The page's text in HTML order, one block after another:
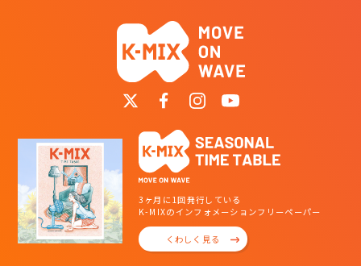
3ヶ月に1回発行している
K-MIXのインフォメーションフリーペーパー
くわしく見る